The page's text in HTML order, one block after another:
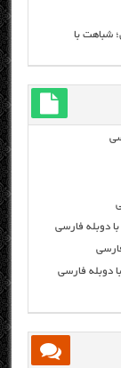
شباهت با
دوبله فارسی